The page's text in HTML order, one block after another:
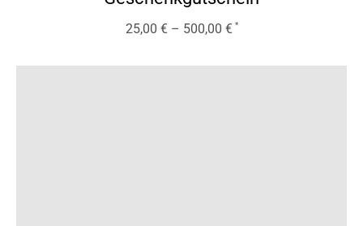
25,00 €– 500,00 €